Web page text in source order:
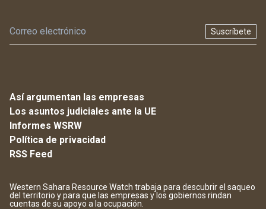
Suscríbete
Así argumentan las empresas
Los asuntos judiciales ante la UE
Informes WSRW
Política de privacidad
RSS Feed
Western Sahara Resource Watch trabaja para descubrir el saqueo
del territorio y para que las empresas y los gobiernos rindan
cuentas de su apoyo a la ocupación.